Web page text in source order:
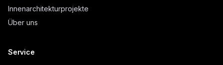
Innenarchitekturprojekte
Über uns
Service